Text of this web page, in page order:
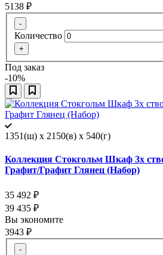
5138 ₽
-
Количество
+
Под заказ
-10%
1351(ш) x 2150(в) x 540(г)
Коллекция Стокгольм Шкаф 3х
Графит/Графит Глянец (Набор)
35 492 ₽
39 435 ₽
Вы экономите
3943 ₽
-